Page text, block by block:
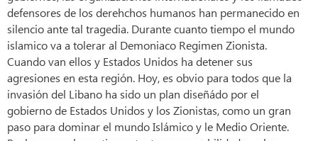
defensores de los derehchos humanos han permanecido en
silencio ante tal tragedia. Durante cuanto tiempo el mundo
islamico va a tolerar al Demoniaco Regimen Zionista.
Cuando van ellos y Estados Unidos ha detener sus
agresiones en esta región. Hoy, es obvio para todos que la
invasión del Libano ha sido un plan diseñádo por el
gobierno de Estados Unidos y los Zionistas, como un gran
paso para dominar el mundo Islámico y le Medio Oriente.